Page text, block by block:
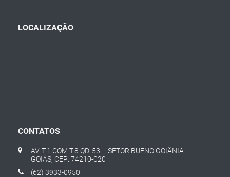
LOCALIZAÇÃO
CONTATOS
AV. T-1 COM T-8 QD. 53 – SETOR BUENO GOIÂNIA –
GOIÁS, CEP: 74210-020
(62) 3933-0950